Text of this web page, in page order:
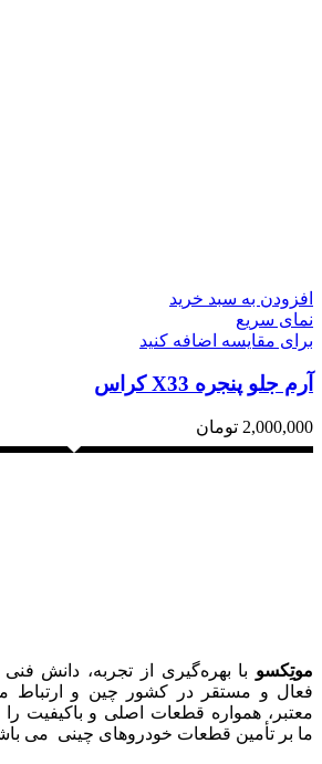
افزودن به سبد خرید
نمای سریع
برای مقایسه اضافه کنید
آرم جلو پنجره X33 کراس
2,000,000 تومان
موتِکسو با بهره‌گیری از تجربه، دانش فنی
فعال و مستقر در کشور چین و ارتباط
معتبر، همواره قطعات اصلی و باکیفیت
ما بر تأمین قطعات خودروهای چینی می